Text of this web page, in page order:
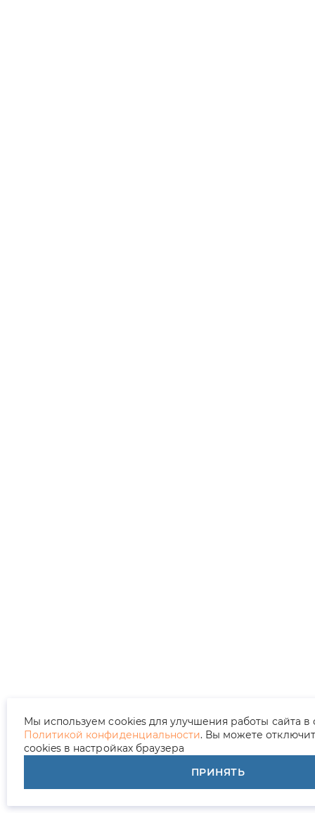
Мы используем cookies для улучшения работы сайта в
Политикой конфиденциальности. Вы можете
cookies в настройках браузера
ПРИНЯТЬ